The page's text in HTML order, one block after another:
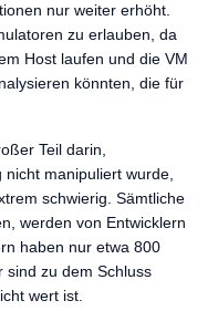
nur weiter erhöht.
zu erlauben, da
Host laufen und die VM
könnten, die für
Teil darin,
manipuliert wurde,
schwierig. Sämtliche
werden von Entwicklern
haben nur etwa 800
sind zu dem Schluss
wert ist.